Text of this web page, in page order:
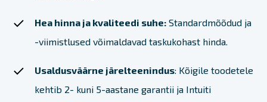
Tooted
Hea hinna ja kvaliteedi suhe: Standardmõõdud ja
-viimistlused võimaldavad taskukohast hinda.
Usaldusväärne järelteenindus: Kõigile toodetele
kehtib 2- kuni 5-aastane garantii ja Intuiti